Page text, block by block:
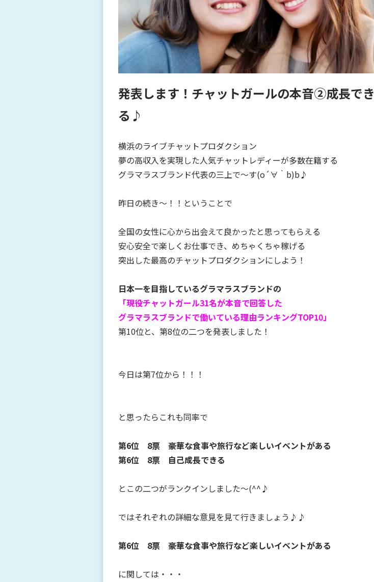
発表します！チャットガールの本音②成長でき
る♪
横浜のライブチャットプロダクション
夢の高収入を実現した人気チャットレディーが多数在籍する
グラマラスブランド代表の三上で～す(o´∀｀b)b♪
昨日の続き～！！ということで
全国の女性に心から出会えて良かったと思ってもらえる
安心安全で楽しくお仕事でき、めちゃくちゃ稼げる
突出した最高のチャットプロダクションにしよう！
日本一を目指しているグラマラスブランドの
「現役チャットガール31名が本音で回答した
グラマラスブランドで働いている理由ランキングTOP10」
第10位と、第8位の二つを発表しました！
今日は第7位から！！！
と思ったらこれも同率で
第6位 8票 豪華な食事や旅行など楽しいイベントがある
第6位 8票 自己成長できる
とこの二つがランクインしました～(^^♪
ではそれぞれの詳細な意見を見て行きましょう♪♪
第6位 8票 豪華な食事や旅行など楽しいイベントがある
に関しては・・・